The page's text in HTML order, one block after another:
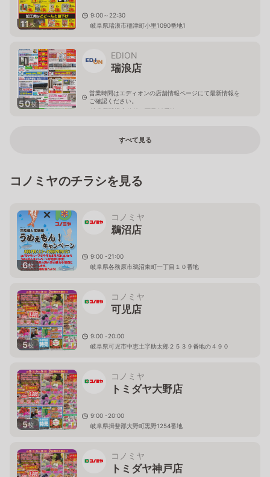
11枚
9:00～22:30
岐阜県瑞浪市稲津町小里1090番地1
50枚
EDION
瑞浪店
営業時間はエディオンの店舗情報ページにて最新情報を
ご確認ください。
岐阜県瑞浪市穂並一丁目83番地
すべて見る
コノミヤのチラシを見る
6枚
コノミヤ
鵜沼店
9:00 -21:00
岐阜県各務原市鵜沼東町一丁目１０番地
5枚
コノミヤ
可児店
9:00 -20:00
岐阜県可児市中恵土字助太郎２５３９番地の４９０
5枚
コノミヤ
トミダヤ大野店
9:00 -20:00
岐阜県揖斐郡大野町黒野1254番地
コノミヤ
トミダヤ神戸店